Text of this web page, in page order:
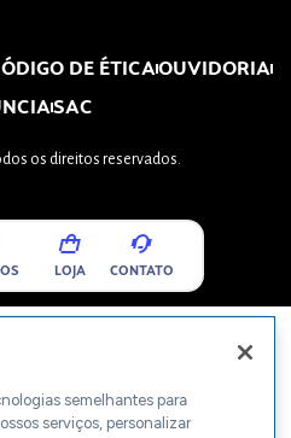
DE ÉTICAOUVIDORIA
SAC
os direitos reservados.
LOJA CONTATO
semelhantes para
serviços, personalizar